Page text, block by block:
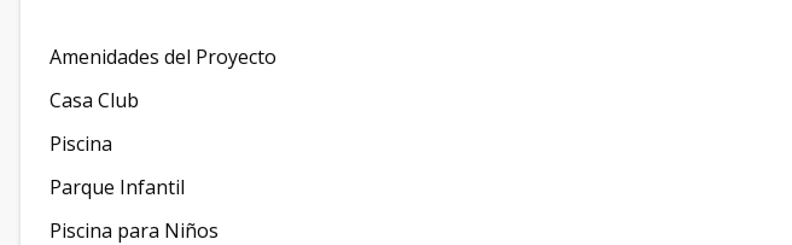
Amenidades del Proyecto
Casa Club
Piscina
Parque Infantil
Piscina para Niños